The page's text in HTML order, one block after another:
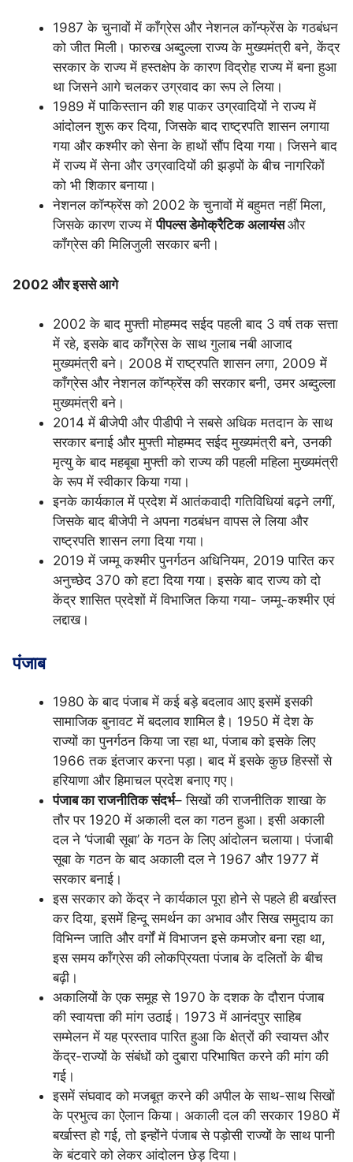
1987 के चुनावों में काँग्रेस और नेशनल कॉन्फ्रेंस के गठबंधन
को जीत मिली। फारुख अब्दुल्ला राज्य के मुख्यमंत्री बने, केंद्र
सरकार के राज्य में हस्तक्षेप के कारण विद्रोह राज्य में बना हुआ
था जिसने आगे चलकर उग्रवाद का रूप ले लिया।
1989 में पाकिस्तान की शह पाकर उग्रवादियों ने राज्य में
आंदोलन शुरू कर दिया, जिसके बाद राष्ट्रपति शासन लगाया
गया और कश्मीर को सेना के हाथों सौंप दिया गया। जिसने बाद
में राज्य में सेना और उग्रवादियों की झड़पों के बीच नागरिकों
को भी शिकार बनाया।
नेशनल कॉन्फ्रेंस को 2002 के चुनावों में बहुमत नहीं मिला,
जिसके कारण राज्य मेंपीपल्स डेमोक्रैटिक अलायंसऔर
कॉंग्रेस की मिलिजुली सरकार बनी।
2002 और इससे आगे
2002 के बाद मुफ्ती मोहम्मद सईद पहली बाद 3 वर्ष तक सत्ता
में रहे, इसके बाद काँग्रेस के साथ गुलाब नबी आजाद
मुख्यमंत्री बने। 2008 में राष्ट्रपति शासन लगा, 2009 में
काँग्रेस और नेशनल कॉन्फ्रेंस की सरकार बनी, उमर अब्दुल्ला
मुख्यमंत्री बने।
2014 में बीजेपी और पीडीपी ने सबसे अधिक मतदान के साथ
सरकार बनाई और मुफ्ती मोहम्मद सईद मुख्यमंत्री बने, उनकी
मृत्यु के बाद महबूबा मुफ्ती को राज्य की पहली महिला मुख्यमंत्री
के रूप में स्वीकार किया गया।
इनके कार्यकाल में प्रदेश में आतंकवादी गतिविधियां बढ़ने लगीं,
जिसके बाद बीजेपी ने अपना गठबंधन वापस ले लिया और
राष्ट्रपति शासन लगा दिया गया।
2019 में जम्मू कश्मीर पुनर्गठन अधिनियम, 2019 पारित कर
अनुच्छेद 370 को हटा दिया गया। इसके बाद राज्य को दो
केंद्र शासित प्रदेशों में विभाजित किया गया- जम्मू-कश्मीर एवं
लद्दाख।
पंजाब
1980 के बाद पंजाब में कई बड़े बदलाव आए इसमें इसकी
सामाजिक बुनावट में बदलाव शामिल है। 1950 में देश के
राज्यों का पुनर्गठन किया जा रहा था, पंजाब को इसके लिए
1966 तक इंतजार करना पड़ा। बाद में इसके कुछ हिस्सों से
हरियाणा और हिमाचल प्रदेश बनाए गए।
पंजाब का राजनीतिक संदर्भ– सिखों की राजनीतिक शाखा के
तौर पर 1920 में अकाली दल का गठन हुआ। इसी अकाली
दल ने ‘पंजाबी सूबा’ के गठन के लिए आंदोलन चलाया। पंजाबी
सूबा के गठन के बाद अकाली दल ने 1967 और 1977 में
सरकार बनाई।
इस सरकार को केंद्र ने कार्यकाल पूरा होने से पहले ही बर्खास्त
कर दिया, इसमें हिन्दू समर्थन का अभाव और सिख समुदाय का
विभिन्न जाति और वर्गों में विभाजन इसे कमजोर बना रहा था,
इस समय काँग्रेस की लोकप्रियता पंजाब के दलितों के बीच
बढ़ी।
अकालियों के एक समूह से 1970 के दशक के दौरान पंजाब
की स्वायत्ता की मांग उठाई। 1973 में आनंदपुर साहिब
सम्मेलन में यह प्रस्ताव पारित हुआ कि क्षेत्रों की स्वायत्त और
केंद्र-राज्यों के संबंधों को दुबारा परिभाषित करने की मांग की
गई।
इसमें संघवाद को मजबूत करने की अपील के साथ-साथ सिखों
के प्रभुत्व का ऐलान किया। अकाली दल की सरकार 1980 में
बर्खास्त हो गई, तो इन्होंने पंजाब से पड़ोसी राज्यों के साथ पानी
के बंटवारे को लेकर आंदोलन छेड़ दिया।